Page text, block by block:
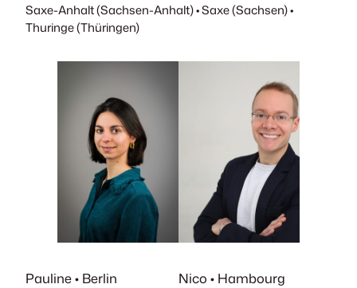
Saxe-Anhalt (Sachsen-Anhalt) • Saxe (Sachsen) •
Thuringe (Thüringen)
Pauline • Berlin Nico • Hambourg